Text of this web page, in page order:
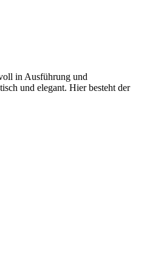
in Ausführung und
und elegant. Hier besteht der